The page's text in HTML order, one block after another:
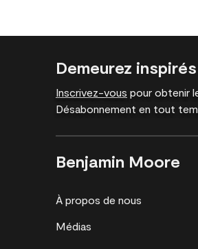
Demeurez inspirés
Inscrivez-vous pour obtenir
Désabonnement en tout
Benjamin Moore
À propos de nous
Médias